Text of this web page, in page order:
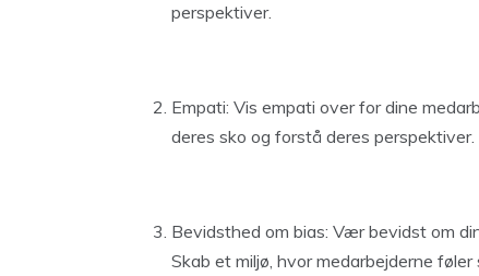
perspektiver.
Empati: Vis empati over for dine
deres sko og forstå deres perspektiver.
Bevidsthed om bias: Vær bevidst om
Skab et miljø, hvor medarbejderne